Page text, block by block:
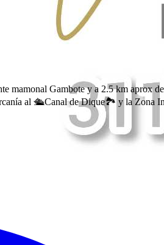
Gambote y a 2.5 km aprox
al 🛳Canal de Dique🏞 y la Zona